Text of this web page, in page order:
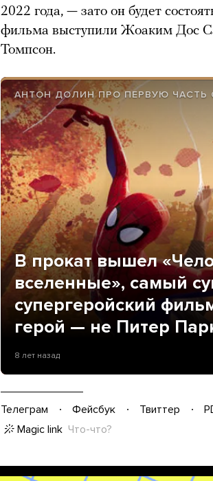
2022 года, — зато он будет
фильма выступили Жоаким Дос
Томпсон.
АНТОН ДОЛИН ПРО ПЕРВУЮ ЧАСТЬ
В прокат вышел
вселенные», самый
супергеройский
герой — не Питер
8 лет назад
Телеграм Фейсбук Твиттер
Magic link Что-что?